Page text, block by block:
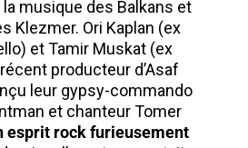
musique des Balkans et
Klezmer. Ori Kaplan (ex
et Tamir Muskat (ex
producteur d’Asaf
leur gypsy-commando
et chanteur Tomer
esprit rock furieusement